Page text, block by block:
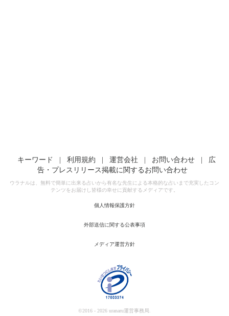
キーワード 利用規約 運営会社 お問い合わせ
広
告・プレスリリース掲載に関するお問い合わせ
ウラナルは、無料で簡単に出来る占いから有名な先生による本格的な占いまで充実したコン
テンツをお届けし皆様の幸せに貢献するメディアです。
個人情報保護方針
外部送信に関する公表事項
メディア運営方針
©2016 - 2026 uranaru運営事務局.